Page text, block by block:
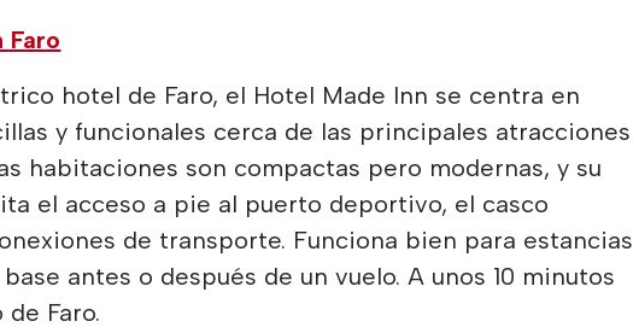
Faro
hotel de Faro, el Hotel Made Inn se centra en
y funcionales cerca de las principales atracciones
habitaciones son compactas pero modernas, y su
el acceso a pie al puerto deportivo, el casco
de transporte. Funciona bien para estancias
antes o después de un vuelo. A unos 10 minutos
Faro.